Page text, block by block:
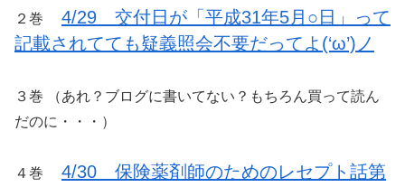
２巻
4/29 交付日が「平成31年5月○日」って
記載されてても疑義照会不要だってよ(‘ω’)ノ
３巻 （あれ？ブログに書いてない？もちろん買って読ん
だのに・・・）
４巻
4/30 保険薬剤師のためのレセプト話第